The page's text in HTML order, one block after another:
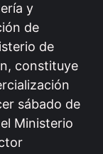
y
de
de
constituye
sábado de
Ministerio